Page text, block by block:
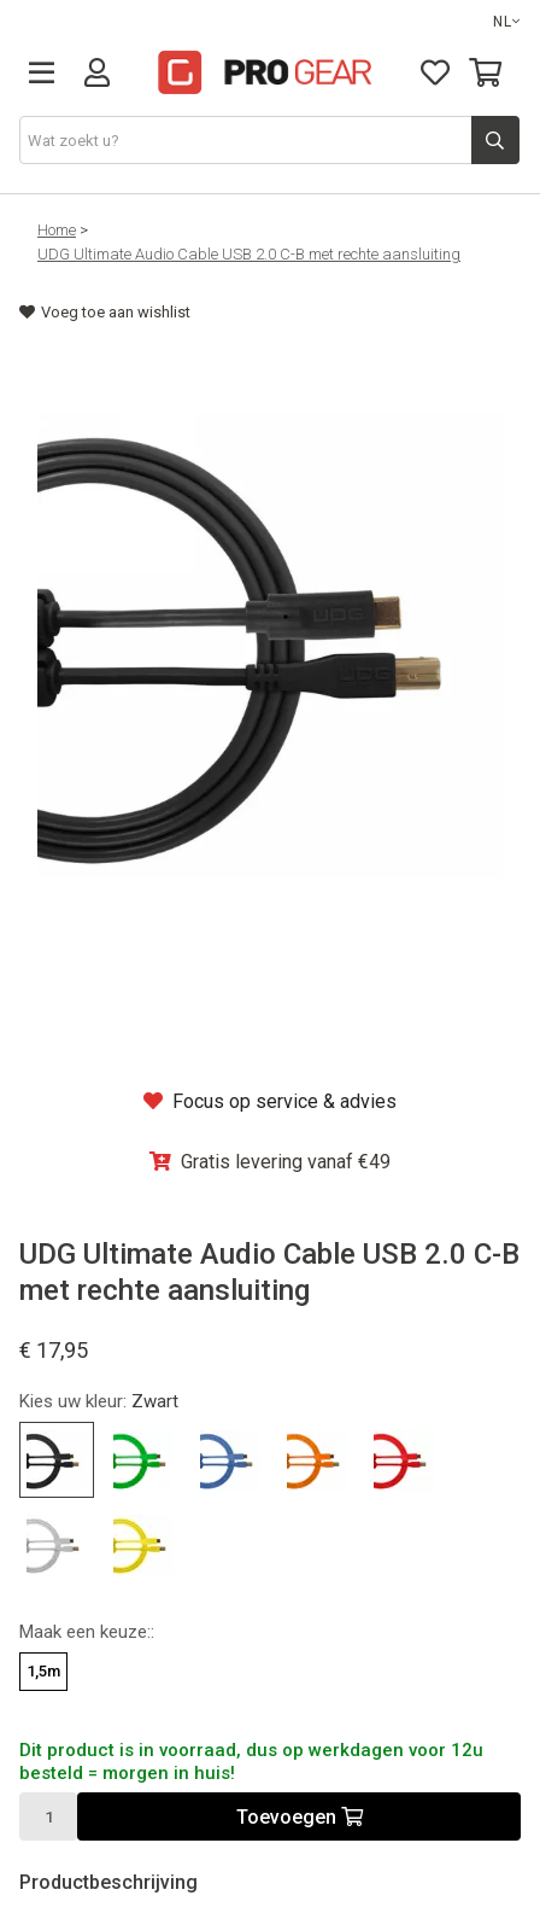
NL
DJ gear
Kabels
B-stock
Black Box
Over Pro Gear
Home >
UDG Ultimate Audio Cable USB 2.0 C-B met rechte aansluiting
Voeg toe aan wishlist
Focus op service & advies
Gratis levering vanaf €49
UDG Ultimate Audio Cable USB 2.0 C-B
met rechte aansluiting
€ 17,95
Kies uw kleur: Zwart
Maak een keuze::
1,5m
Dit product is in voorraad, dus op werkdagen voor 12u
besteld = morgen in huis!
Toevoegen
Productbeschrijving